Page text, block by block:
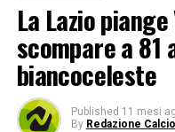
La Lazio
scompare a 81
biancoceleste
Published 11 mesi
By Redazione